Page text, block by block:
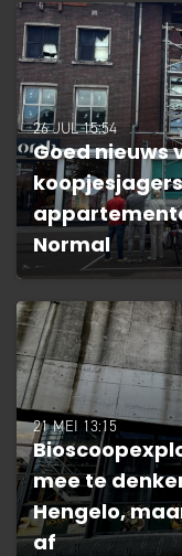
26 JUL 15:54
Goed nieuws
Normal
21 MEI 13:15
mee te
Hengelo,
af